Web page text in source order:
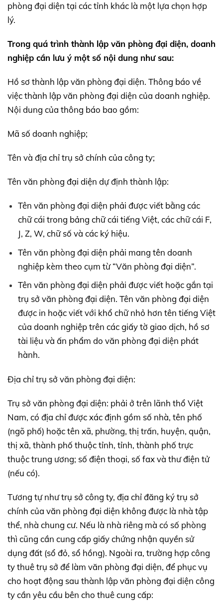
phòng đại diện tại các tỉnh khác là một lựa chọn hợp
lý.
Trong quá trình thành lập văn phòng đại diện, doanh
nghiệp cần lưu ý một số nội dung như sau:
Hồ sơ thành lập văn phòng đại diện. Thông báo về
việc thành lập văn phòng đại diện của doanh nghiệp.
Nội dung của thông báo bao gồm:
Mã số doanh nghiệp;
Tên và địa chỉ trụ sở chính của công ty;
Tên văn phòng đại diện dự định thành lập:
Tên văn phòng đại diện phải được viết bằng các
chữ cái trong bảng chữ cái tiếng Việt, các chữ cái F,
J, Z, W, chữ số và các ký hiệu.
Tên văn phòng đại diện phải mang tên doanh
nghiệp kèm theo cụm từ “Văn phòng đại diện”.
Tên văn phòng đại diện phải được viết hoặc gắn tại
trụ sở văn phòng đại diện. Tên văn phòng đại diện
được in hoặc viết với khổ chữ nhỏ hơn tên tiếng Việt
của doanh nghiệp trên các giấy tờ giao dịch, hồ sơ
tài liệu và ấn phẩm do văn phòng đại diện phát
hành.
Địa chỉ trụ sở văn phòng đại diện:
Trụ sở văn phòng đại diện: phải ở trên lãnh thổ Việt
Nam, có địa chỉ được xác định gồm số nhà, tên phố
(ngõ phố) hoặc tên xã, phường, thị trấn, huyện, quận,
thị xã, thành phố thuộc tỉnh, tỉnh, thành phố trực
thuộc trung ương; số điện thoại, số fax và thư điện tử
(nếu có).
Tương tự như trụ sở công ty, địa chỉ đăng ký trụ sở
chính của văn phòng đại diện không được là nhà tập
thể, nhà chung cư. Nếu là nhà riêng mà có số phòng
thì cũng cần cung cấp giấy chứng nhận quyền sử
dụng đất (sổ đỏ, sổ hồng). Ngoài ra, trường hợp công
ty thuê trụ sở để làm văn phòng đại diện, để phục vụ
cho hoạt động sau thành lập văn phòng đại diện công
ty cần yêu cầu bên cho thuê cung cấp: